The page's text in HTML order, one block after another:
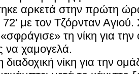
αρκετά στην πρώτη
με τον Τζόρνταν Αγιού.
τη νίκη για
να χαμογελά.
διαδοχική νίκη για την